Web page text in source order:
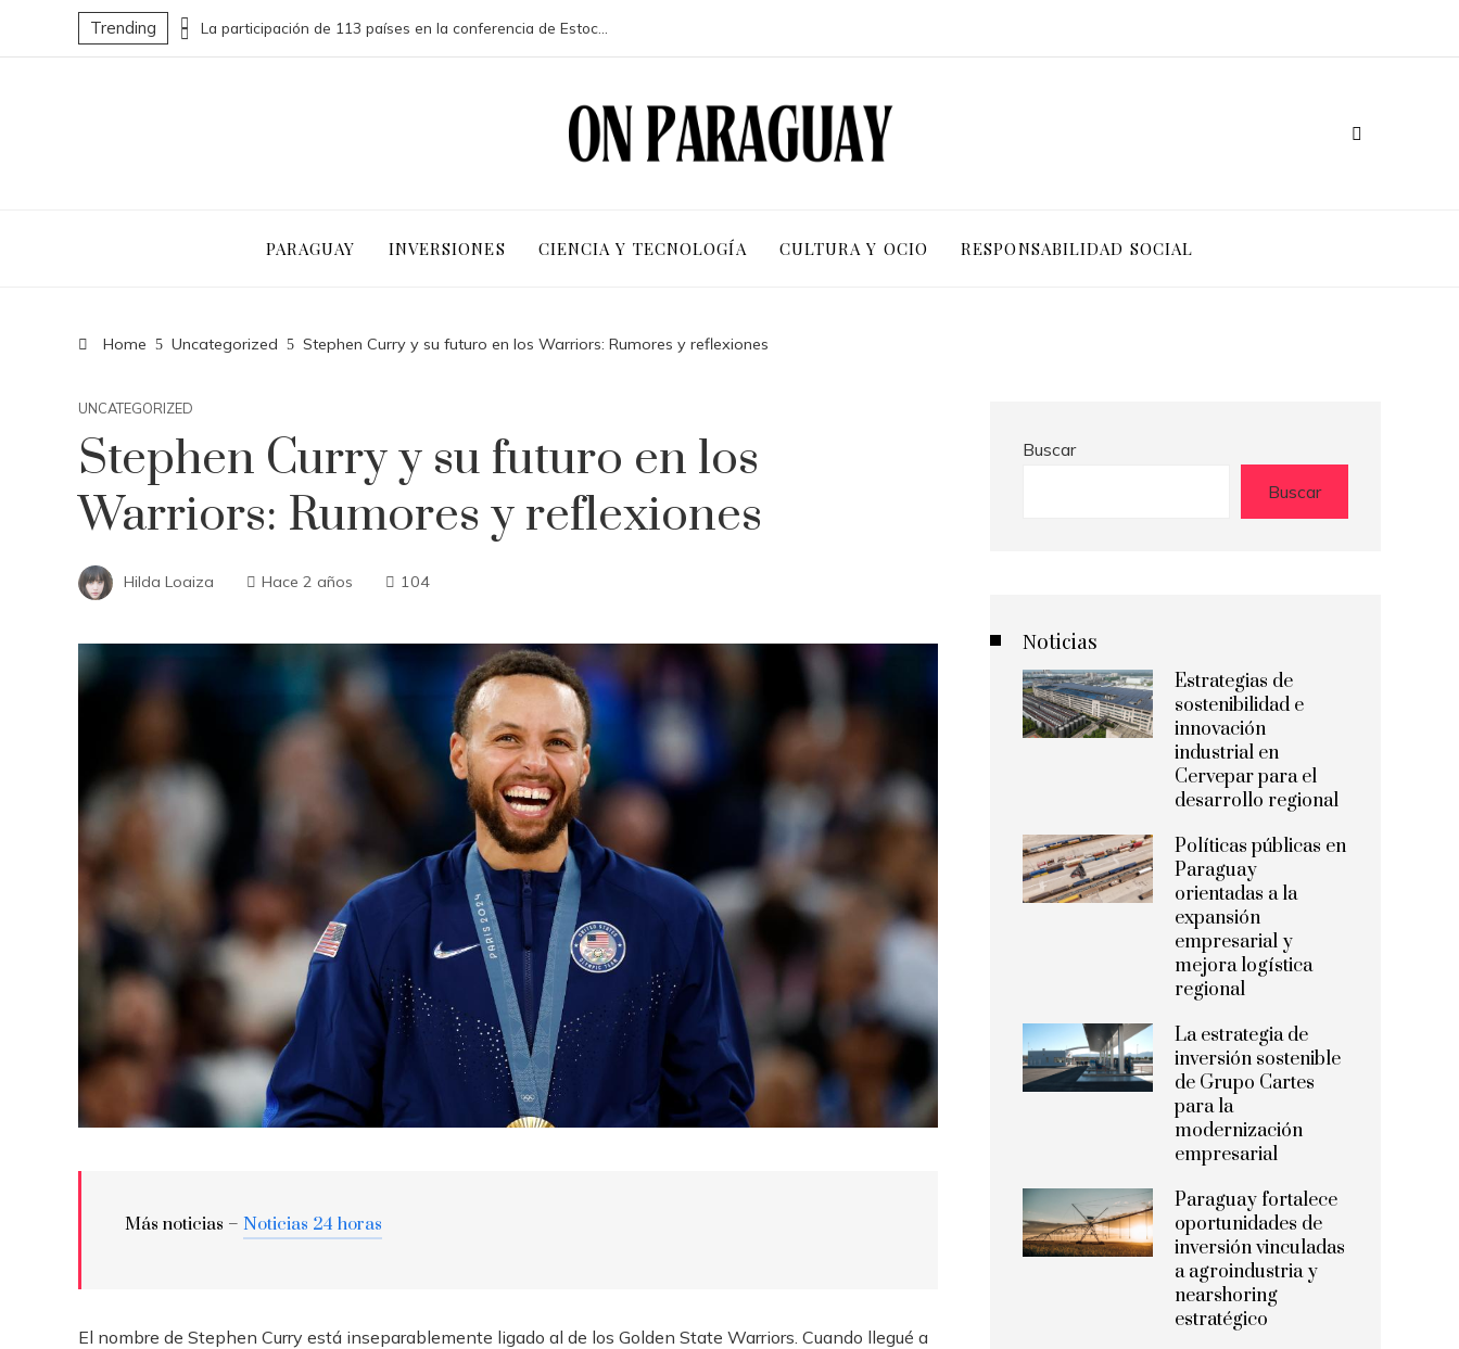
Trending Las 15 donaciones individuales más grandes que impulsaron cambios sociales significativos
PARAGUAY INVERSIONES CIENCIA Y TECNOLOGÍA CULTURA Y OCIO RESPONSABILIDAD SOCIAL
Home Uncategorized Stephen Curry y su futuro en los Warriors: Rumores y reflexiones
UNCATEGORIZED
Stephen Curry y su futuro en los
Warriors: Rumores y reflexiones
Hilda Loaiza Hace 2 años 104
Más noticias – Noticias 24 horas
El nombre de Stephen Curry está inseparablemente ligado al de los Golden State Warriors. Cuando llegué a
Buscar
Buscar
Noticias
Estrategias de
sostenibilidad e
innovación
industrial en
Cervepar para el
desarrollo regional
Políticas públicas en
Paraguay
orientadas a la
expansión
empresarial y
mejora logística
regional
La estrategia de
inversión sostenible
de Grupo Cartes
para la
modernización
empresarial
Paraguay fortalece
oportunidades de
inversión vinculadas
a agroindustria y
nearshoring
estratégico